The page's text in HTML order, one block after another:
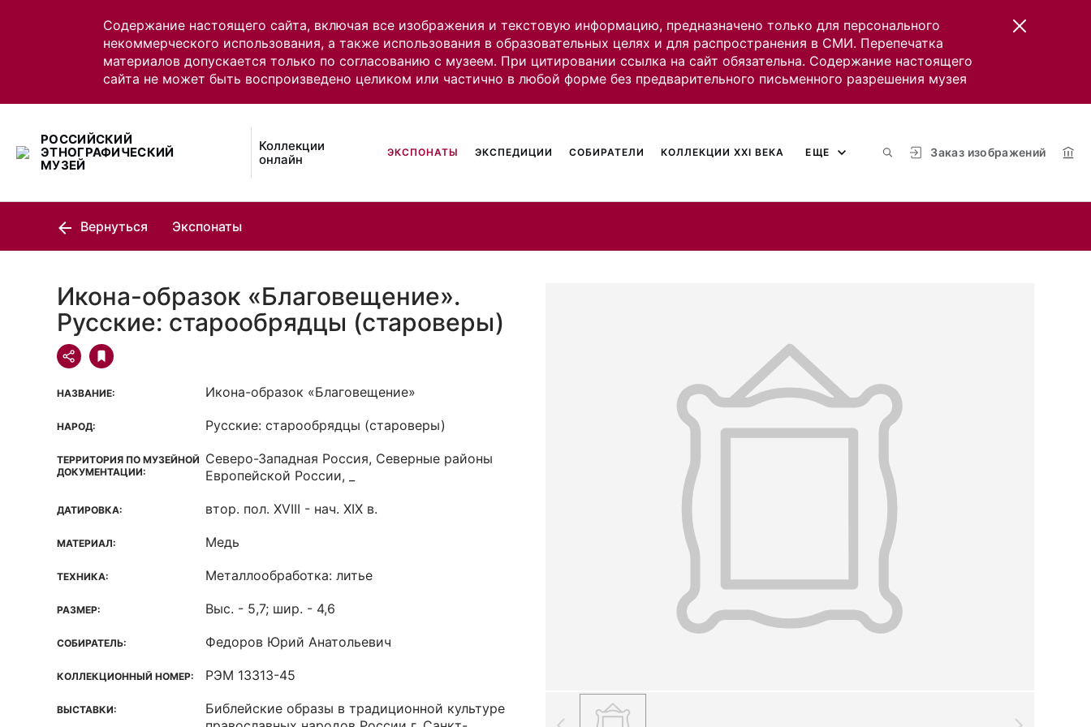
Содержание настоящего сайта, включая все изображения и текстовую информацию, предназначено только для персонального
некоммерческого использования, а также использования в образовательных целях и для распространения в СМИ. Перепечатка
материалов допускается только по согласованию с музеем. При цитировании ссылка на сайт обязательна. Содержание настоящего
сайта не может быть воспроизведено целиком или частично в любой форме без предварительного письменного разрешения музея
РОССИЙСКИЙ
ЭТНОГРАФИЧЕСКИЙ
МУЗЕЙ
Коллекции
онлайн
Заказ изображений
ЭКСПОНАТЫ ЭКСПЕДИЦИИ СОБИРАТЕЛИ КОЛЛЕКЦИИ XXI ВЕКА ЕЩЕ
Вернуться Экспонаты
Икона-образок «Благовещение».
Русские: старообрядцы (староверы)
НАЗВАНИЕ: Икона-образок «Благовещение»
НАРОД: Русские: старообрядцы (староверы)
ТЕРРИТОРИЯ ПО МУЗЕЙНОЙ
ДОКУМЕНТАЦИИ:
Северо-Западная Россия, Северные районы
Европейской России, _
ДАТИРОВКА: втор. пол. XVIII - нач. XIX в.
МАТЕРИАЛ: Медь
ТЕХНИКА: Металлообработка: литье
РАЗМЕР: Выс. - 5,7; шир. - 4,6
СОБИРАТЕЛЬ: Федоров Юрий Анатольевич
КОЛЛЕКЦИОННЫЙ НОМЕР: РЭМ 13313-45
ВЫСТАВКИ:
Библейские образы в традиционной культуре